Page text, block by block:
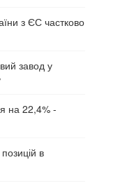
з ЄС частково
завод у
на 22,4% -
в